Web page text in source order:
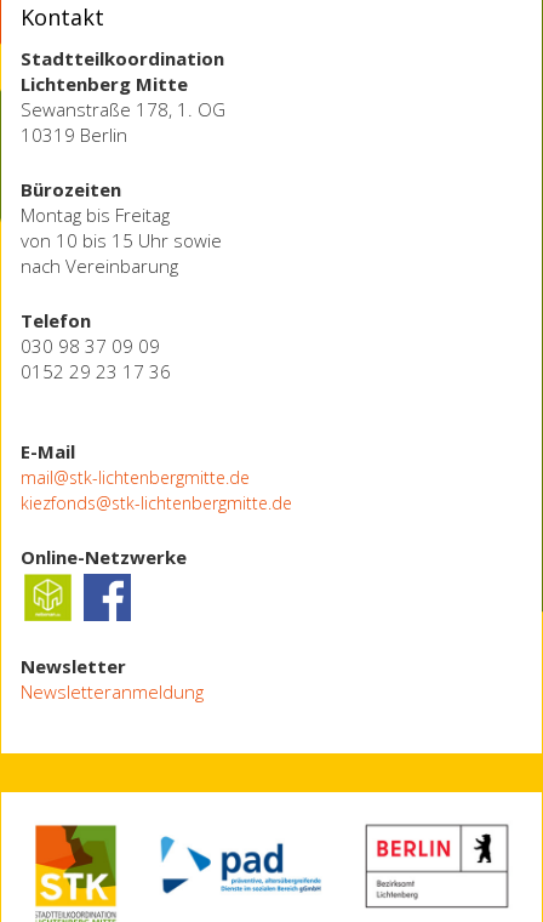
Kontakt
Stadtteilkoordination
Lichtenberg Mitte
Sewanstraße 178, 1. OG
10319 Berlin
Bürozeiten
Montag bis Freitag
von 10 bis 15 Uhr sowie
nach Vereinbarung
Telefon
030 98 37 09 09
0152 29 23 17 36
E-Mail
mail@stk-lichtenbergmitte.de
kiezfonds@stk-lichtenbergmitte.de
Online-Netzwerke
Newsletter
Newsletteranmeldung